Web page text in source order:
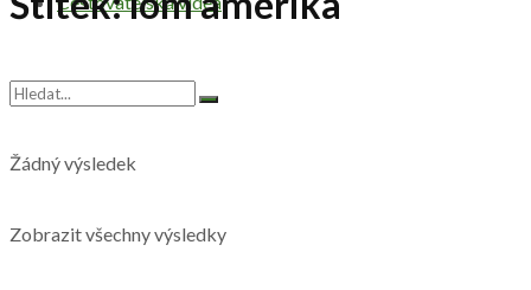
Žádný výsledek
Zobrazit všechny výsledky